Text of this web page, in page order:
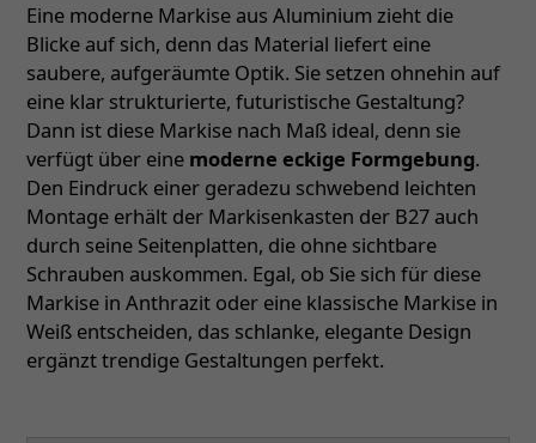
Eine moderne Markise aus Aluminium zieht die
Blicke auf sich, denn das Material liefert eine
saubere, aufgeräumte Optik. Sie setzen ohnehin auf
eine klar strukturierte, futuristische Gestaltung?
Dann ist diese Markise nach Maß ideal, denn sie
verfügt über eine moderne eckige Formgebung.
Den Eindruck einer geradezu schwebend leichten
Montage erhält der Markisenkasten der B27 auch
durch seine Seitenplatten, die ohne sichtbare
Schrauben auskommen. Egal, ob Sie sich für diese
Markise in Anthrazit oder eine klassische Markise in
Weiß entscheiden, das schlanke, elegante Design
ergänzt trendige Gestaltungen perfekt.